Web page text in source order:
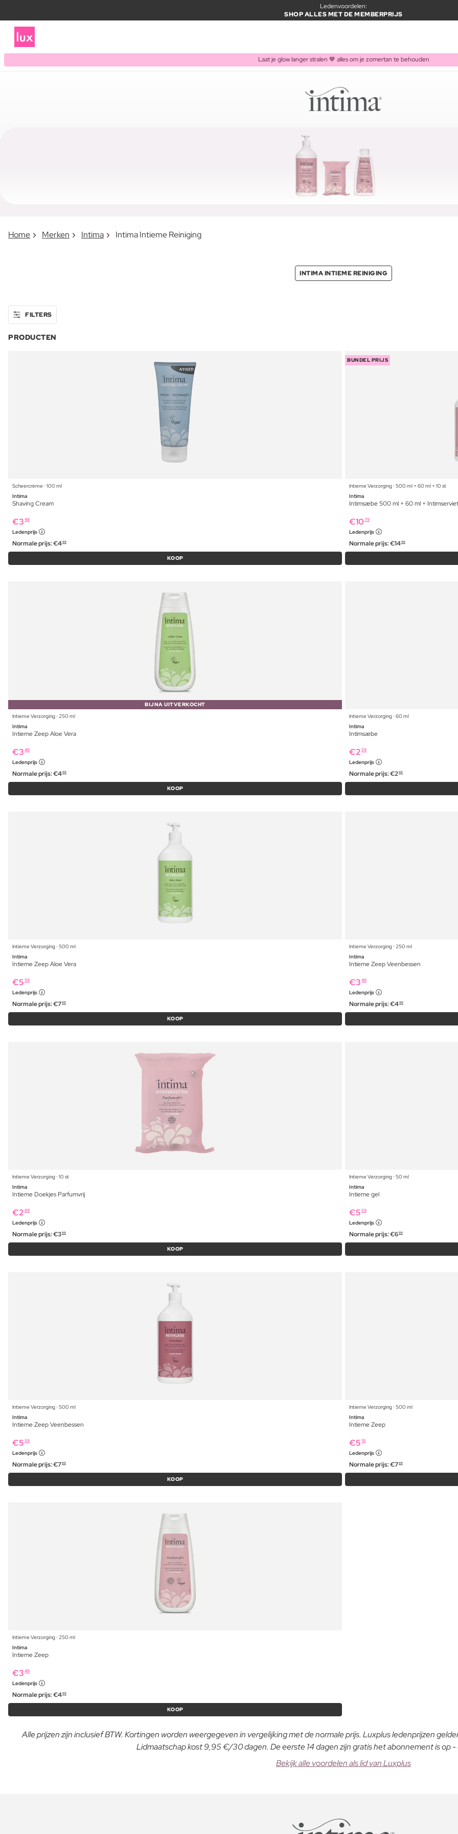
Ledenvoordelen:
SHOP ALLES MET DE MEMBERPRIJS
Laat je glow langer stralen 🤎 alles om je zomertan te behouden
Home Merken Intima Intima Intieme Reiniging
INTIMA INTIEME REINIGING
FILTERS
PRODUCTEN
Scheercrème ⋅ 100 ml
Intima
Shaving Cream
€3 49
Ledenprijs
Normale prijs:€499
KOOP
BUNDEL PRIJS
Intieme Verzorging ⋅ 500 ml + 60 ml + 10 st
Intima
Intimsæbe 500 ml + 60 ml + Intimserviet
€1079
Ledenprijs
Normale prijs:€1499
BIJNA UITVERKOCHT
Intieme Verzorging ⋅ 250 ml
Intima
Intieme Zeep Aloe Vera
€3 49
Ledenprijs
Normale prijs:€499
KOOP
Intieme Verzorging ⋅ 60 ml
Intima
Intimsæbe
€2 59
Ledenprijs
Normale prijs:€299
Intieme Verzorging ⋅ 500 ml
Intima
Intieme Zeep Aloe Vera
€5 59
Ledenprijs
Normale prijs:€799
KOOP
Intieme Verzorging ⋅ 250 ml
Intima
Intieme Zeep Veenbessen
€3 49
Ledenprijs
Normale prijs:€499
Intieme Verzorging ⋅ 10 st
Intima
Intieme Doekjes Parfumvrij
€2 89
Ledenprijs
Normale prijs:€399
KOOP
Intieme Verzorging ⋅ 50 ml
Intima
Intieme gel
€5 59
Ledenprijs
Normale prijs:€699
Intieme Verzorging ⋅ 500 ml
Intima
Intieme Zeep Veenbessen
€5 59
Ledenprijs
Normale prijs:€799
KOOP
Intieme Verzorging ⋅ 500 ml
Intima
Intieme Zeep
€5 19
Ledenprijs
Normale prijs:€799
Intieme Verzorging ⋅ 250 ml
Intima
Intieme Zeep
€3 49
Ledenprijs
Normale prijs:€499
KOOP
Alle prijzen zijn inclusief BTW. Kortingen worden weergegeven in vergelijking met de normale prijs. Luxplus ledenprijzen
Lidmaatschap kost 9,95 €/30 dagen. De eerste 14 dagen zijn gratis het abonnement is op
Bekijk alle voordelen als lid van Luxplus